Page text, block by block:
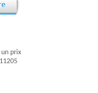
un prix